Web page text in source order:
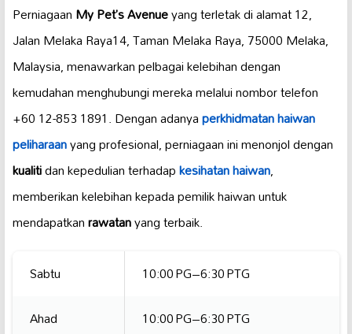
PerniagaanMy Pet’s Avenueyang terletak di alamat 12,
Jalan Melaka Raya14, Taman Melaka Raya, 75000 Melaka,
Malaysia, menawarkan pelbagai kelebihan dengan
kemudahan menghubungi mereka melalui nombor telefon
+60 12-853 1891. Dengan adanyaperkhidmatan haiwan
peliharaanyang profesional, perniagaan ini menonjol dengan
kualitidan kepedulian terhadapkesihatan haiwan,
memberikan kelebihan kepada pemilik haiwan untuk
mendapatkanrawatanyang terbaik.
Sabtu
10:00 PG–6:30 PTG
Ahad
10:00 PG–6:30 PTG